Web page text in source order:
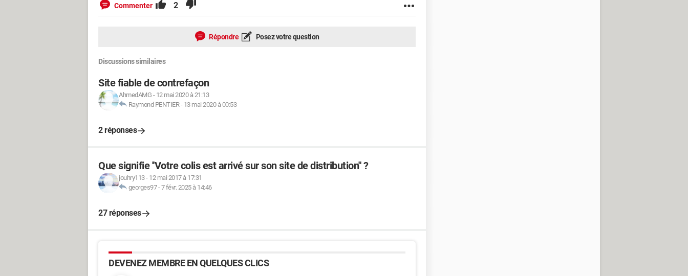
Commenter 2
Répondre Posez votre question
Discussions similaires
Site fiable de contrefaçon
AhmedAMG - 12 mai 2020 à 21:13
Raymond PENTIER- 13 mai 2020 à 00:53
2 réponses
Que signifie ''Votre colis est arrivé sur son site de distribution'' ?
jouhry113- 12 mai 2017 à 17:31
georges97-7 févr. 2025 à 14:46
27 réponses
DEVENEZ MEMBRE EN QUELQUES CLICS